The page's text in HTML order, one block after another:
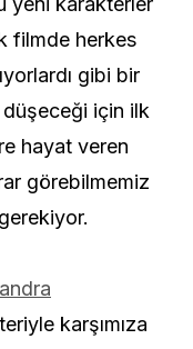
filmde herkes
gibi bir
için ilk
hayat veren
görebilmemiz
karşımıza